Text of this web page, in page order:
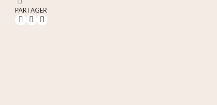
PARTAGER